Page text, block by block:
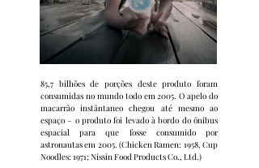
85,7 bilhões de porções deste produto foram
consumidas no mundo todo em 2005. O apelo do
macarrão instântaneo chegou até mesmo ao
espaço – o produto foi levado à bordo do ônibus
espacial para que fosse consumido por
astronautas em 2005. (Chicken Ramen: 1958, Cup
Noodles: 1971; Nissin Food Products Co., Ltd.)